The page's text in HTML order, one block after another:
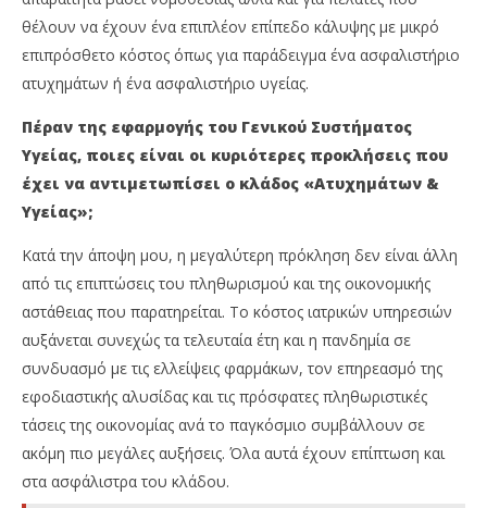
θέλουν να έχουν ένα επιπλέον επίπεδο κάλυψης με μικρό
επιπρόσθετο κόστος όπως για παράδειγμα ένα ασφαλιστήριο
ατυχημάτων ή ένα ασφαλιστήριο υγείας.
Πέραν της εφαρμογής του Γενικού Συστήματος
Υγείας, ποιες είναι οι κυριότερες προκλήσεις που
έχει να αντιμετωπίσει ο κλάδος «Ατυχημάτων &
Υγείας»;
Κατά την άποψη μου, η μεγαλύτερη πρόκληση δεν είναι άλλη
από τις επιπτώσεις του πληθωρισμού και της οικονομικής
αστάθειας που παρατηρείται. Το κόστος ιατρικών υπηρεσιών
αυξάνεται συνεχώς τα τελευταία έτη και η πανδημία σε
συνδυασμό με τις ελλείψεις φαρμάκων, τον επηρεασμό της
εφοδιαστικής αλυσίδας και τις πρόσφατες πληθωριστικές
τάσεις της οικονομίας ανά το παγκόσμιο συμβάλλουν σε
ακόμη πιο μεγάλες αυξήσεις. Όλα αυτά έχουν επίπτωση και
στα ασφάλιστρα του κλάδου.